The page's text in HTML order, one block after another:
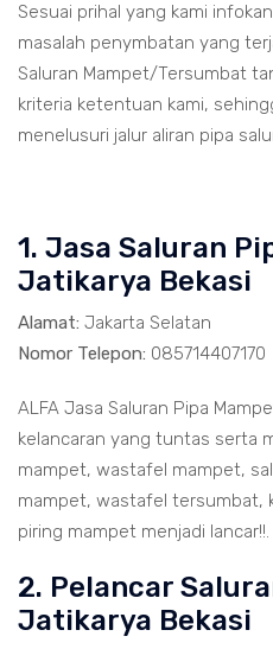
Sesuai prihal yang kami
masalah penymbatan yang
Saluran Mampet/Tersumbat
kriteria ketentuan kami,
menelusuri jalur aliran pipa
1. Jasa Saluran
Jatikarya Bekasi
Alamat: Jakarta Selatan
Nomor Telepon: 085714407170
ALFA Jasa Saluran Pipa
kelancaran yang tuntas serta
mampet, wastafel mampet,
mampet, wastafel tersumbat,
piring mampet menjadi lancar!!.
2. Pelancar
Jatikarya Bekasi